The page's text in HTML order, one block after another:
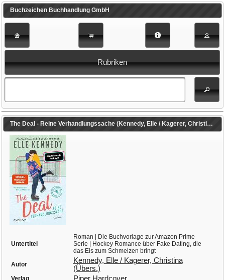
Buchzeichen Buchhandlung GmbH
Rubriken
The Deal - Reine Verhandlungssache (Kennedy, Elle / Kagerer, Christina (Übers.))
Untertitel
Roman | Die Buchvorlage zur Amazon Prime
Serie | Hockey Romance über Fake Dating, die
das Eis zum Schmelzen bringt
Autor
Kennedy, Elle / Kagerer, Christina
(Übers.)
Verlag Piper Hardcover